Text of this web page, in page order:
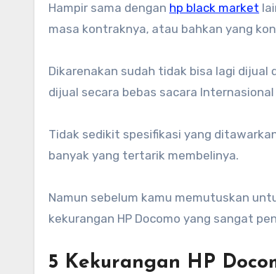
Hampir sama dengan hp black market
masa kontraknya, atau bahkan yang
Dikarenakan sudah tidak bisa lagi dijual
dijual secara bebas sacara
Tidak sedikit spesifikasi yang
banyak yang tertarik membelinya.
Namun sebelum kamu memutuskan
kekurangan HP Docomo yang sangat
5 Kekurangan HP